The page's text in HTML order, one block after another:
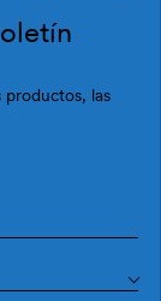
las